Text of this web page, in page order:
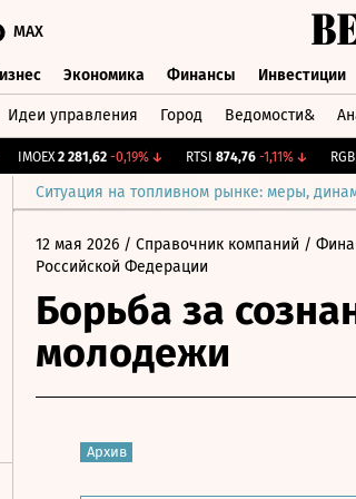
MAX
Экономика Финансы Инвестиции
Идеи управления Город Ведомости&
IMOEX 2 281,62 -0,19%↓ RTSI 874,76 -1,11%↓ RGBI
Ситуация на топливном рынке: меры,
12 мая 2026 / Справочник компаний /
Российской Федерации
Борьба за
молодежи
Архив